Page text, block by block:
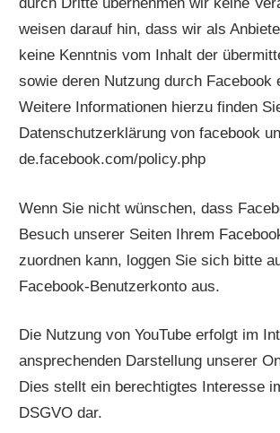
durch Dritte übernehmen wir keine
weisen darauf hin, dass wir als
keine Kenntnis vom Inhalt der
sowie deren Nutzung durch Facebook
Weitere Informationen hierzu finden
Datenschutzerklärung von facebook
de.facebook.com/policy.php
Wenn Sie nicht wünschen, dass
Besuch unserer Seiten Ihrem
zuordnen kann, loggen Sie sich bitte
Facebook-Benutzerkonto aus.
Die Nutzung von YouTube erfolgt im
ansprechenden Darstellung unserer
Dies stellt ein berechtigtes Interesse
DSGVO dar.